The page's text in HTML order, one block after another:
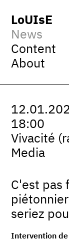
LoUIsE
News
Content
About
18:00
Vivacité
Media
C'est pas
seriez
Intervention